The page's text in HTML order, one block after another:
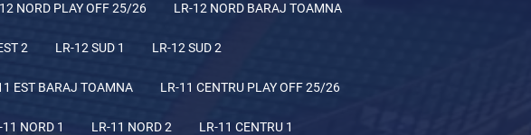
NORD PLAY OFF 25/26 LR-12 NORD BARAJ TOAMNA
2 LR-12 SUD 1 LR-12 SUD 2
EST BARAJ TOAMNA LR-11 CENTRU PLAY OFF 25/26
11 NORD 1 LR-11 NORD 2 LR-11 CENTRU 1